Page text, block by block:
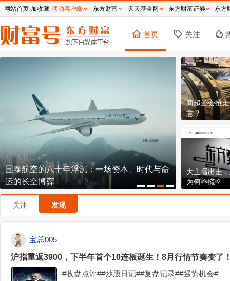
首页 关注
国泰航空的八十年浮沉：一场资本、时代与命
运的长空博弈
逼近历史新
钞机到底有
商超还会抢
意？
大主播出走
为何不慌？
关注 发现
宝总005
沪指重返3900，下半年首个10连板诞生！8月行情节奏变了
#收盘点评##炒股日记##复盘记录##强势机会#
网站首页 加收藏 移动客户端 东方财富 天天基金网 东方财富证券 东方